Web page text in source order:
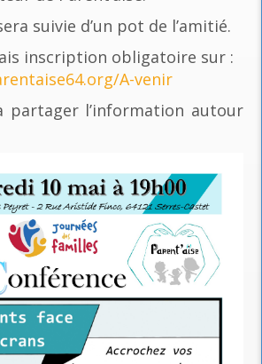
suivie d’un pot de l’amitié.
inscription obligatoire sur :
A-venir
partager l’information autour